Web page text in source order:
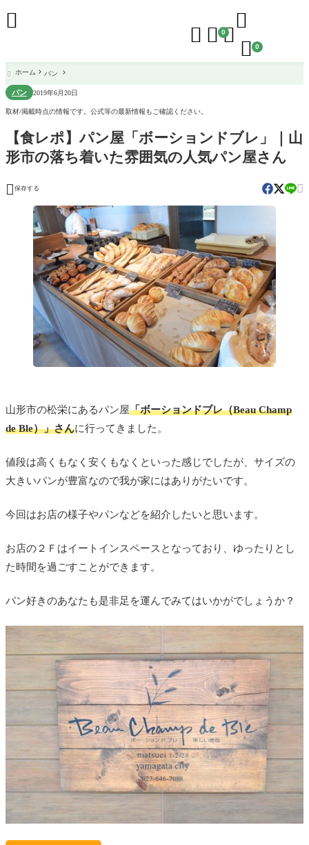
  0

 0

 ホーム パン
パン 2019年6月20日
取材/掲載時点の情報です。公式等の最新情報もご確認ください。
【食レポ】パン屋「ボーションドブレ」｜山
形市の落ち着いた雰囲気の人気パン屋さん
 保存する 
山形市の松栄にあるパン屋「ボーションドブレ（Beau Champ
de Ble）」さんに行ってきました。
値段は高くもなく安くもなくといった感じでしたが、サイズの
大きいパンが豊富なので我が家にはありがたいです。
今回はお店の様子やパンなどを紹介したいと思います。
お店の２Ｆはイートインスペースとなっており、ゆったりとし
た時間を過ごすことができます。
パン好きのあなたも是非足を運んでみてはいかがでしょうか？